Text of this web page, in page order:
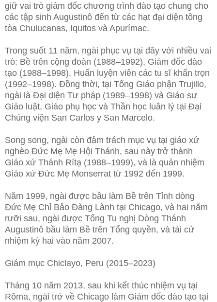
giữ vai trò giám đốc chương trình đào tạo chung cho
các tập sinh Augustinô đến từ các hạt đại diện tông
tòa Chulucanas, Iquitos và Apurímac.
Trong suốt 11 năm, ngài phục vụ tại đây với nhiều vai
trò: Bề trên cộng đoàn (1988–1992), Giám đốc đào
tạo (1988–1998), Huấn luyện viên các tu sĩ khấn trọn
(1992–1998). Đồng thời, tại Tổng Giáo phận Trujillo,
ngài là Đại diện Tư pháp (1989–1998) và Giáo sư
Giáo luật, Giáo phụ học và Thần học luân lý tại Đại
Chủng viện San Carlos y San Marcelo.
Song song, ngài còn đảm trách mục vụ tại giáo xứ
nghèo Đức Mẹ Mẹ Hội Thánh, sau này trở thành
Giáo xứ Thánh Rítạ (1988–1999), và là quản nhiệm
Giáo xứ Đức Mẹ Monserrat từ 1992 đến 1999.
Năm 1999, ngài được bầu làm Bề trên Tỉnh dòng
Đức Mẹ Chỉ Bảo Đàng Lành tại Chicago, và hai năm
rưỡi sau, ngài được Tổng Tu nghị Dòng Thánh
Augustinô bầu làm Bề trên Tổng quyền, và tái cử
nhiệm kỳ hai vào năm 2007.
Giám mục Chiclayo, Peru (2015–2023)
Tháng 10 năm 2013, sau khi kết thúc nhiệm vụ tại
Rôma, ngài trở về Chicago làm Giám đốc đào tạo tại